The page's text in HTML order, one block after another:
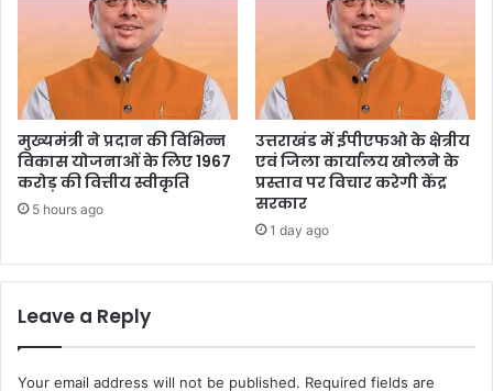
मुख्यमंत्री ने प्रदान की विभिन्न
विकास योजनाओं के लिए 1967
करोड़ की वित्तीय स्वीकृति
5 hours ago
उत्तराखंड में ईपीएफओ के क्षेत्रीय
एवं जिला कार्यालय खोलने के
प्रस्ताव पर विचार करेगी केंद्र
सरकार
1 day ago
Leave a Reply
Your email address will not be published. Required fields are